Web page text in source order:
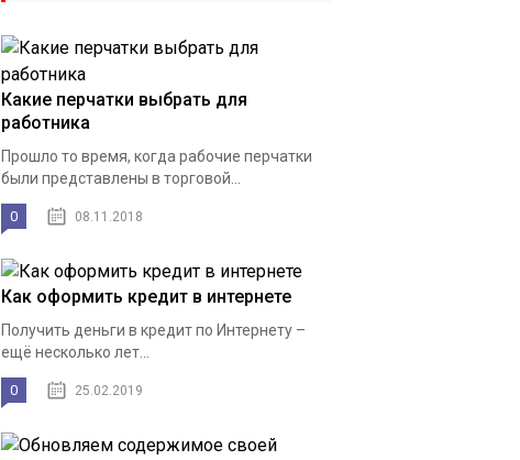
Какие перчатки выбрать для
работника
Прошло то время, когда рабочие перчатки
были представлены в торговой...
0 08.11.2018
Как оформить кредит в интернете
Получить деньги в кредит по Интернету –
ещё несколько лет...
0 25.02.2019